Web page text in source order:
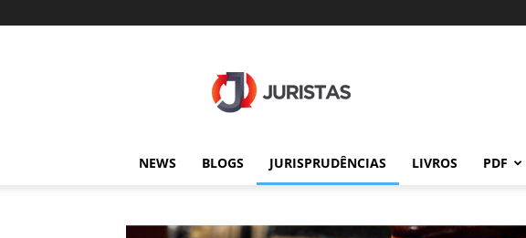
NEWS BLOGS JURISPRUDÊNCIAS LIVROS PDF